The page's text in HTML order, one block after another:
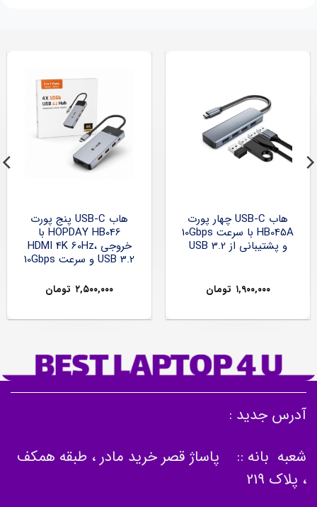
هاب USB-C چهار پورت
HB045A با سرعت 10Gbps
و پشتیبانی از USB 3.2
۱,۹۰۰,۰۰۰ تومان
هاب USB-C پنج پورت
HOPDAY HB046 با
خروجی HDMI 4K 60Hz،
USB 3.2 و سرعت 10Gbps
۲,۵۰۰,۰۰۰ تومان
آدرس جدید :
شعبه بانه :: پاساژ قصر خرید مادر ، طبقه همکف
، پلاک 219